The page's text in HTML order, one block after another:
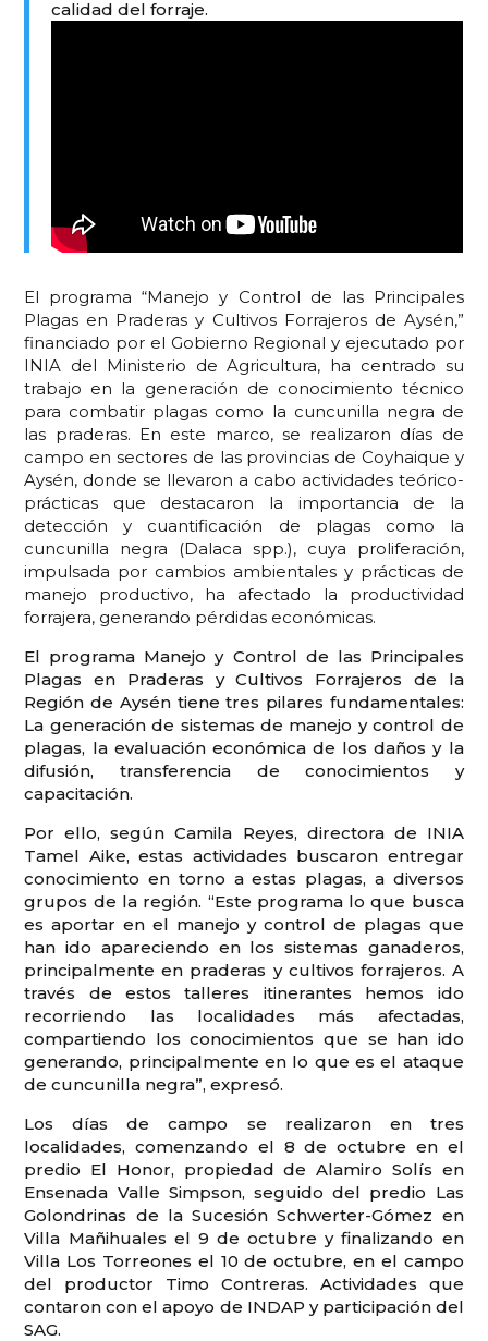
calidad del forraje.
El programa “Manejo y Control de las Principales
Plagas en Praderas y Cultivos Forrajeros de Aysén,”
financiado por el Gobierno Regional y ejecutado por
INIA del Ministerio de Agricultura, ha centrado su
trabajo en la generación de conocimiento técnico
para combatir plagas como la cuncunilla negra de
las praderas. En este marco, se realizaron días de
campo en sectores de las provincias de Coyhaique y
Aysén, donde se llevaron a cabo actividades teórico-
prácticas que destacaron la importancia de la
detección y cuantificación de plagas como la
cuncunilla negra (Dalaca spp.), cuya proliferación,
impulsada por cambios ambientales y prácticas de
manejo productivo, ha afectado la productividad
forrajera, generando pérdidas económicas.
El programa Manejo y Control de las Principales
Plagas en Praderas y Cultivos Forrajeros de la
Región de Aysén tiene tres pilares fundamentales:
La generación de sistemas de manejo y control de
plagas, la evaluación económica de los daños y la
difusión, transferencia de conocimientos y
capacitación.
Por ello, según Camila Reyes, directora de INIA
Tamel Aike, estas actividades buscaron entregar
conocimiento en torno a estas plagas, a diversos
grupos de la región. “Este programa lo que busca
es aportar en el manejo y control de plagas que
han ido apareciendo en los sistemas ganaderos,
principalmente en praderas y cultivos forrajeros. A
través de estos talleres itinerantes hemos ido
recorriendo las localidades más afectadas,
compartiendo los conocimientos que se han ido
generando, principalmente en lo que es el ataque
de cuncunilla negra”, expresó.
Los días de campo se realizaron en tres
localidades, comenzando el 8 de octubre en el
predio El Honor, propiedad de Alamiro Solís en
Ensenada Valle Simpson, seguido del predio Las
Golondrinas de la Sucesión Schwerter-Gómez en
Villa Mañihuales el 9 de octubre y finalizando en
Villa Los Torreones el 10 de octubre, en el campo
del productor Timo Contreras. Actividades que
contaron con el apoyo de INDAP y participación del
SAG.